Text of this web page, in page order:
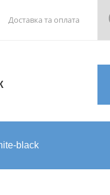
Доставка та оплата
black